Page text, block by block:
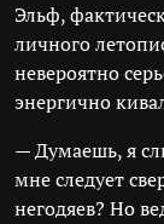
Эльф,
личного
невероятно
энергично
— Думаешь, я
мне следует
негодяев? Но